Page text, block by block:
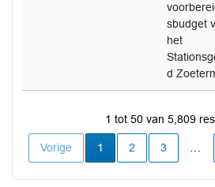
sbudget
het
d
1 tot 50 van 5,809
Vorige 1 Huidige pagina
2 3